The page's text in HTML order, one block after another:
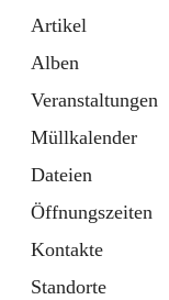
Artikel
Alben
Veranstaltungen
Müllkalender
Dateien
Öffnungszeiten
Kontakte
Standorte
Gemeindeservice